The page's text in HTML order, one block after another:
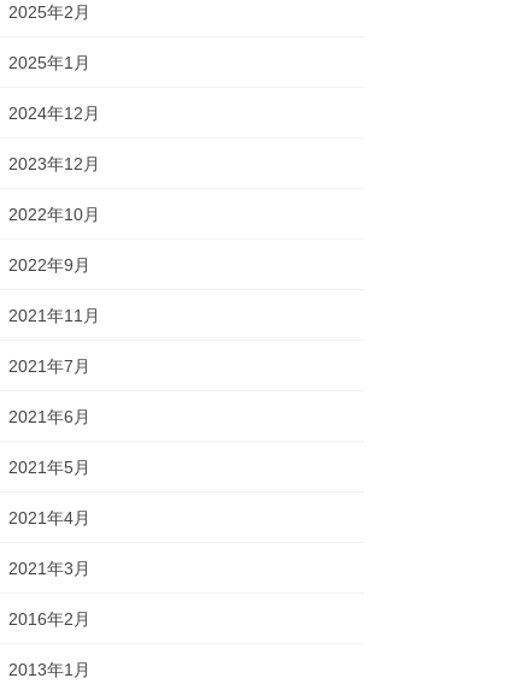
2025年2月
2025年1月
2024年12月
2023年12月
2022年10月
2022年9月
2021年11月
2021年7月
2021年6月
2021年5月
2021年4月
2021年3月
2016年2月
2013年1月